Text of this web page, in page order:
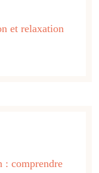
et relaxation
: comprendre